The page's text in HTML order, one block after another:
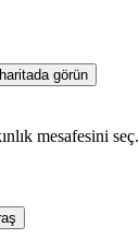
görün
mesafesini seç.